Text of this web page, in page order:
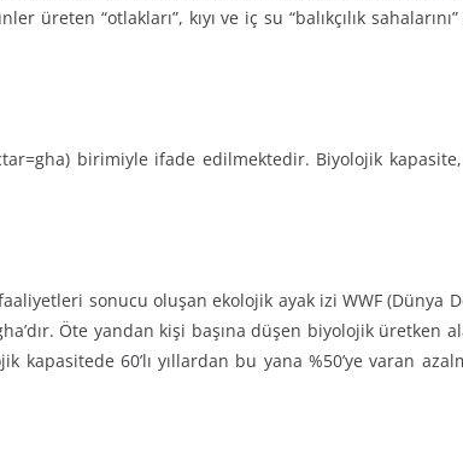
üreten “otlakları”, kıyı ve iç su “balıkçılık
birimiyle ifade edilmektedir. Biyolojik
sonucu oluşan ekolojik ayak izi WWF (Dünya
Öte yandan kişi başına düşen biyolojik üretken
kapasitede 60’lı yıllardan bu yana %50’ye varan